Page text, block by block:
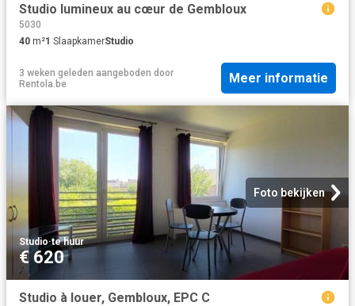
Studio lumineux au cœur de Gembloux
5030
40 m²1 SlaapkamerStudio
3 weken geleden aangeboden door
Rentola.be
Meer informatie
Foto bekijken
Studio·te huur
€ 620
Studio à louer, Gembloux, EPC C